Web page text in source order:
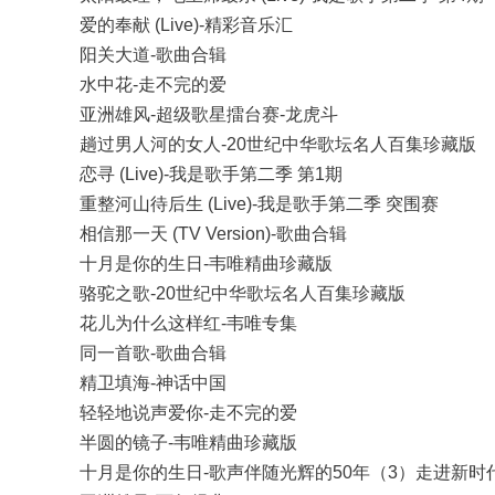
爱的奉献 (Live)-精彩音乐汇
阳关大道-歌曲合辑
水中花-走不完的爱
亚洲雄风-超级歌星擂台赛-龙虎斗
趟过男人河的女人-20世纪中华歌坛名人百集珍藏版
恋寻 (Live)-我是歌手第二季 第1期
重整河山待后生 (Live)-我是歌手第二季 突围赛
相信那一天 (TV Version)-歌曲合辑
十月是你的生日-韦唯精曲珍藏版
骆驼之歌-20世纪中华歌坛名人百集珍藏版
花儿为什么这样红-韦唯专集
同一首歌-歌曲合辑
精卫填海-神话中国
轻轻地说声爱你-走不完的爱
半圆的镜子-韦唯精曲珍藏版
十月是你的生日-歌声伴随光辉的50年（3）走进新时